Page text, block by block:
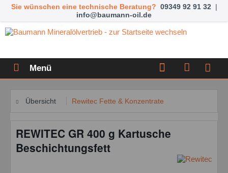
Sie wünschen eine technische Beratung? 09349 92 91 32 |
info@baumann-oil.de
Menü
Übersicht Rewitec Fette & Konzentrate
REWITEC GR 400 g Kartusche
Beschichtungsfett